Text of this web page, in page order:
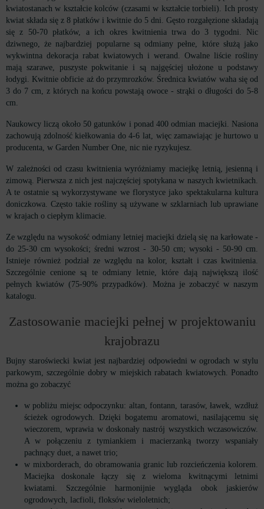
kwiatostanach w kształcie kolców (czasami w kształcie torbieli). Ich prosty
kwiat składa się z 8 płatków i kwitnie do 5 dni. Gęsto rozgałęzione składają
się z 50-70 płatków, a ich okres kwitnienia trwa do 3 tygodni. Nic
dziwnego, że najbardziej popularne są odmiany pełne, które służą jako
wykwintna dekoracja rabat kwiatowych i werand. Owalne liście rośliny
mają szarawe, puszyste pokwitanie i są najgęściej ułożone u podstawy
łodygi. Kwitnie obficie aż do przymrozków. Średnica kwiatów waha się od
3 do 7 cm, z których na końcu powstają owoce - strąki o długości do 5-8
cm.
Naukowcy liczą około 50 gatunków i ponad 400 odmian maciejki. Nasiona
zachowują zdolność kiełkowania do 4-6 lat, więc zamawiając je hurtowo u
producenta, w Garden Number One, nic nie ryzykujesz.
W zależności od czasu kwitnienia wyróżniamy maciejkę letnią, jesienną i
zimową. Pierwsza z nich jest najczęściej spotykana w naszych kwietnikach.
A te ostatnie są wykorzystywane we florystyce jako spektakularna kultura
doniczkowa. Często takie rośliny są używane w szklarniach lub uprawiane
w krajach o ciepłym klimacie.
Ze względu na wysokość odmiany letniej maciejki dzielą się na karłowate -
do 25-30 cm wysokości; średni wzrost - 30-50 cm; wysoki - 50-90 cm.
Istnieje również podział ze względu na kolor, kształt i czas kwitnienia.
Szczególnie cenione są te odmiany letnie, które dają największą ilość
pełnych kwiatów (75-90% przypadków). Można je zobaczyć w naszym
katalogu.
Zastosowanie maciejki pełnej w projektowaniu
krajobrazu
Bujny staroświecki kwiat jest najbardziej odpowiedni w ogrodach w stylu
parkowym, szczególnie dobry w miejskich rabatach kwiatowych. Ponadto
można go zobaczyć
w pobliżu miejsc odpoczynku: altan, fontann, tarasów, ławek, wzdłuż
ścieżek ogrodowych. Dzięki bogatemu aromatowi, nasilającemu się
wieczorem, wprawia w doskonały nastrój wszystkich wczasowiczów.
A w połączeniu z tymiankiem i macierzanką tworzy wspaniały
pachnący duet, a nawet trio;
w mixborderach, do obramowania granic lub rozcieńczenia kolorem.
Maciejka doskonale łączy się z wieloma kwitnącymi letnimi
kwiatami. Szczególnie harmonijnie wygląda obok jaskierów
ogrodowych, lacfioli, floksów wieloletnich;